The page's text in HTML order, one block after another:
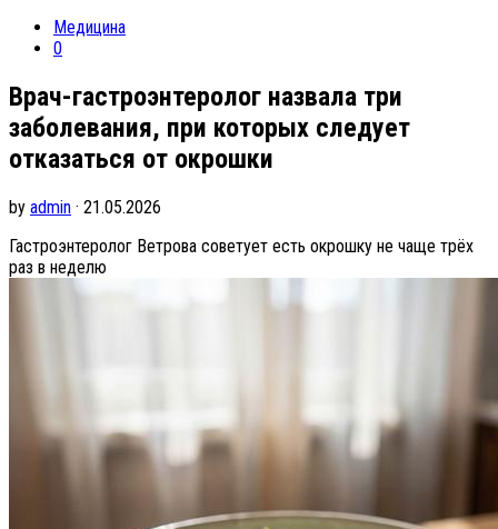
Медицина
0
Врач-гастроэнтеролог назвала три
заболевания, при которых следует
отказаться от окрошки
by admin · 21.05.2026
Гастроэнтеролог Ветрова советует есть окрошку не чаще трёх
раз в неделю